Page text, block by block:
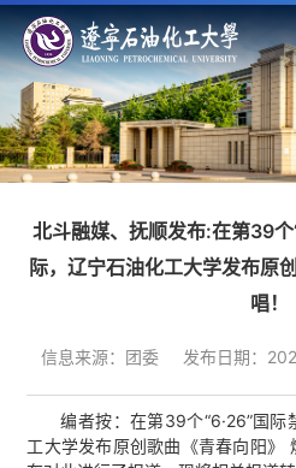
北斗融媒、抚顺发布:在第39
际，辽宁石油化工大学发布原
唱！
信息来源：团委 发布日期：
编者按：在第39个“6·26”国
工大学发布原创歌曲《青春向阳》